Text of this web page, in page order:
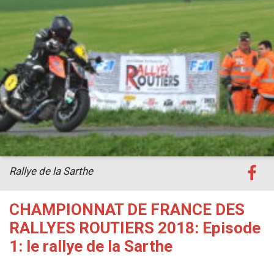
CHAMPIONNAT DE FRANCE DES
RALLYES ROUTIERS 2018: Episode
1: le rallye de la Sarthe
Rallye de la Sarthe